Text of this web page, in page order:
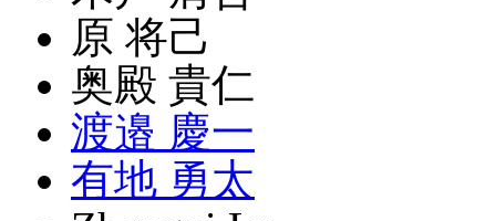
原 将己
奥殿 貴仁
渡邉 慶一
有地 勇太